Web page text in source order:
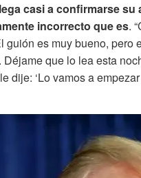
casi a confirmarse su
incorrecto que es.
guión es muy bueno, pero
Déjame que lo lea esta
dije: ‘Lo vamos a